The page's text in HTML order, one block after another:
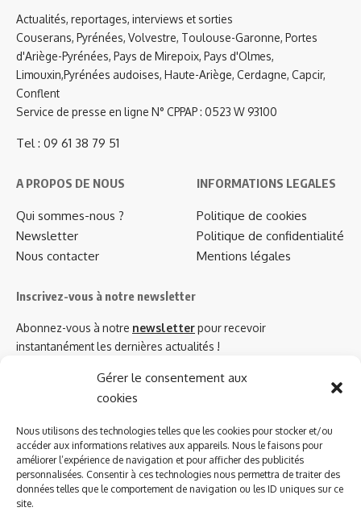
Gérer le consentement aux
cookies
Nous utilisons des technologies telles que les cookies pour stocker et/ou
accéder aux informations relatives aux appareils. Nous le faisons pour
améliorer l’expérience de navigation et pour afficher des publicités
personnalisées. Consentir à ces technologies nous permettra de traiter des
données telles que le comportement de navigation ou les ID uniques sur ce
site.
Actualités, reportages, interviews et sorties
Couserans, Pyrénées, Volvestre, Toulouse-Garonne, Portes
d'Ariège-Pyrénées, Pays de Mirepoix, Pays d'Olmes,
Limouxin,Pyrénées audoises, Haute-Ariège, Cerdagne, Capcir,
Conflent
Service de presse en ligne N° CPPAP : 0523 W 93100
Tel : 09 61 38 79 51
A PROPOS DE NOUS
Qui sommes-nous ?
Newsletter
Nous contacter
INFORMATIONS LEGALES
Politique de cookies
Politique de confidentialité
Mentions légales
Inscrivez-vous à notre newsletter
Abonnez-vous à notre newsletterpour recevoir
instantanément les dernières actualités !
Azinat.com TV soutient